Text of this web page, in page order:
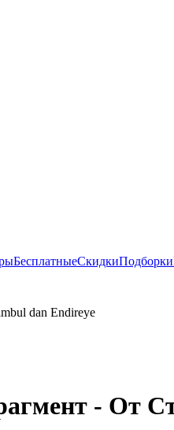
БесплатныеСкидкиПодборки
- От